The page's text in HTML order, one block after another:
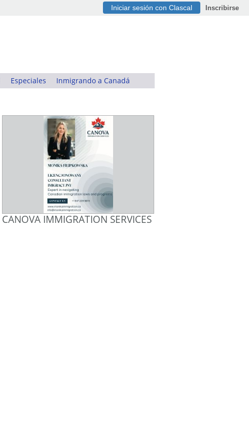
Iniciar sesión con Clascal Inscribirse
Especiales Inmigrando a Canadá
CANOVA IMMIGRATION SERVICES